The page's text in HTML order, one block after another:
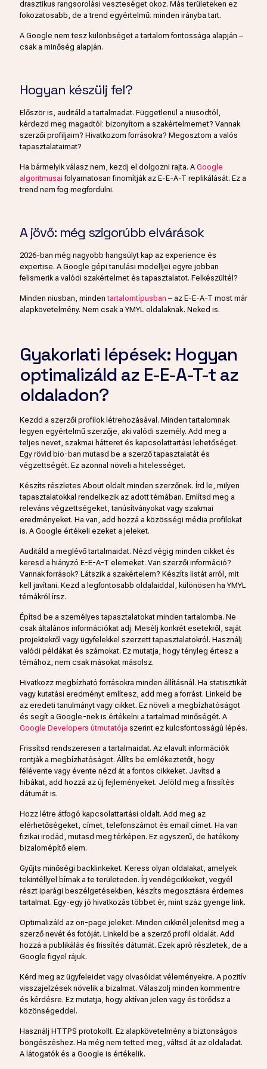
drasztikus rangsorolási veszteséget okoz. Más területeken ez
fokozatosabb, de a trend egyértelmű: minden irányba tart.
A Google nem tesz különbséget a tartalom fontossága alapján –
csak a minőség alapján.
Hogyan készülj fel?
Először is, auditáld a tartalmadat. Függetlenül a niusodtól,
kérdezd meg magadtól: bizonyítom a szakértelmemet? Vannak
szerzői profiljaim? Hivatkozom forrásokra? Megosztom a valós
tapasztalataimat?
Ha bármelyik válasz nem, kezdj el dolgozni rajta. A Google
algoritmusai folyamatosan finomítják az E-E-A-T replikálását. Ez a
trend nem fog megfordulni.
A jövő: még szigorúbb elvárások
2026-ban még nagyobb hangsúlyt kap az experience és
expertise. A Google gépi tanulási modelljei egyre jobban
felismerik a valódi szakértelmet és tapasztalatot. Felkészültél?
Minden niusban, mindentartalomtípusban – az E-E-A-T most már
alapkövetelmény. Nem csak a YMYL oldalaknak. Neked is.
Gyakorlati lépések: Hogyan
optimalizáld az E-E-A-T-t az
oldaladon?
Kezdd a szerzői profilok létrehozásával. Minden tartalomnak
legyen egyértelmű szerzője, aki valódi személy. Add meg a
teljes nevet, szakmai hátteret és kapcsolattartási lehetőséget.
Egy rövid bio-ban mutasd be a szerző tapasztalatát és
végzettségét. Ez azonnal növeli a hitelességet.
Készíts részletes About oldalt minden szerzőnek. Írd le, milyen
tapasztalatokkal rendelkezik az adott témában. Említsd meg a
releváns végzettségeket, tanúsítványokat vagy szakmai
eredményeket. Ha van, add hozzá a közösségi média profilokat
is. A Google értékeli ezeket a jeleket.
Auditáld a meglévő tartalmaidat. Nézd végig minden cikket és
keresd a hiányzó E-E-A-T elemeket. Van szerzői információ?
Vannak források? Látszik a szakértelem? Készíts listát arról, mit
kell javítani. Kezd a legfontosabb oldalaiddal, különösen ha YMYL
témákról írsz.
Építsd be a személyes tapasztalatokat minden tartalomba. Ne
csak általános információkat adj. Mesélj konkrét esetekről, saját
projektekről vagy ügyfelekkel szerzett tapasztalatokról. Használj
valódi példákat és számokat. Ez mutatja, hogy tényleg értesz a
témához, nem csak másokat másolsz.
Hivatkozz megbízható forrásokra minden állításnál. Ha statisztikát
vagy kutatási eredményt említesz, add meg a forrást. Linkeld be
az eredeti tanulmányt vagy cikket. Ez növeli a megbízhatóságot
és segít a Google-nek is értékelni a tartalmad minőségét. A
Google Developers útmutatója szerint ez kulcsfontosságú lépés.
Frissítsd rendszeresen a tartalmaidat. Az elavult információk
rontják a megbízhatóságot. Állíts be emlékeztetőt, hogy
félévente vagy évente nézd át a fontos cikkeket. Javítsd a
hibákat, add hozzá az új fejleményeket. Jelöld meg a frissítés
dátumát is.
Hozz létre átfogó kapcsolattartási oldalt. Add meg az
elérhetőségeket, címet, telefonszámot és email címet. Ha van
fizikai irodád, mutasd meg térképen. Ez egyszerű, de hatékony
bizalomépítő elem.
Gyűjts minőségi backlinkeket. Keress olyan oldalakat, amelyek
tekintéllyel bírnak a te területeden. Írj vendégcikkeket, vegyél
részt iparági beszélgetésekben, készíts megosztásra érdemes
tartalmat. Egy-egy jó hivatkozás többet ér, mint száz gyenge link.
Optimalizáld az on-page jeleket. Minden cikknél jelenítsd meg a
szerző nevét és fotóját. Linkeld be a szerző profil oldalát. Add
hozzá a publikálás és frissítés dátumát. Ezek apró részletek, de a
Google figyel rájuk.
Kérd meg az ügyfeleidet vagy olvasóidat véleményekre. A pozitív
visszajelzések növelik a bizalmat. Válaszolj minden kommentre
és kérdésre. Ez mutatja, hogy aktívan jelen vagy és törődsz a
közönségeddel.
Használj HTTPS protokollt. Ez alapkövetelmény a biztonságos
böngészéshez. Ha még nem tetted meg, váltsd át az oldaladat.
A látogatók és a Google is értékelik.